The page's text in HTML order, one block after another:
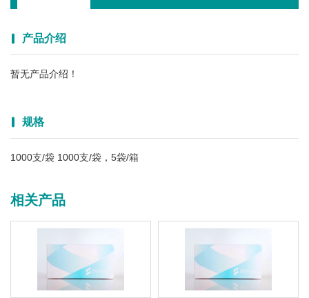
产品介绍
暂无产品介绍！
规格
1000支/袋 1000支/袋，5袋/箱
相关产品